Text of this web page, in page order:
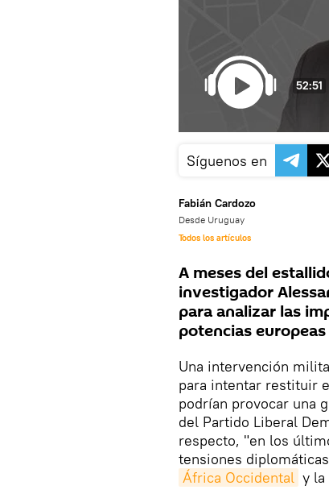
52:51
Síguenos en
Fabián Cardozo
Desde Uruguay
Todos los artículos
A meses del
investigador
para analizar las
potencias
Una intervención
para intentar restituir
podrían provocar una
del Partido Liberal
respecto, "en los
tensiones
África Occidental y la